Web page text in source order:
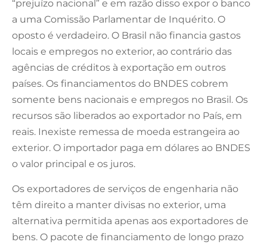
“prejuízo nacional” e em razão disso expor o banco
a uma Comissão Parlamentar de Inquérito. O
oposto é verdadeiro. O Brasil não financia gastos
locais e empregos no exterior, ao contrário das
agências de créditos à exportação em outros
países. Os financiamentos do BNDES cobrem
somente bens nacionais e empregos no Brasil. Os
recursos são liberados ao exportador no País, em
reais. Inexiste remessa de moeda estrangeira ao
exterior. O importador paga em dólares ao BNDES
o valor principal e os juros.
Os exportadores de serviços de engenharia não
têm direito a manter divisas no exterior, uma
alternativa permitida apenas aos exportadores de
bens. O pacote de financiamento de longo prazo